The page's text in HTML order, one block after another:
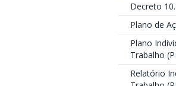
Decreto
Plano de
Plano
Trabalho
Relatório